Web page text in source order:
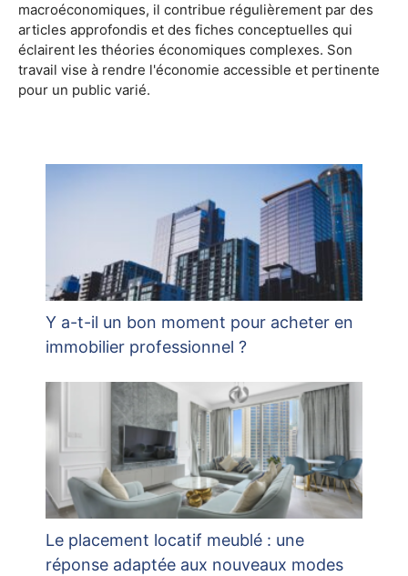
macroéconomiques, il contribue régulièrement par des
articles approfondis et des fiches conceptuelles qui
éclairent les théories économiques complexes. Son
travail vise à rendre l'économie accessible et pertinente
pour un public varié.
Y a-t-il un bon moment pour acheter en
immobilier professionnel ?
Le placement locatif meublé : une
réponse adaptée aux nouveaux modes